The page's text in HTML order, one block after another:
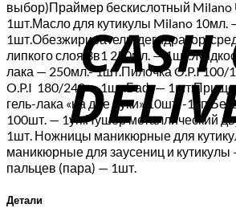
выбор)Праймер бескислотный
1шт.Масло для кутикулы Milano 10мл.
1шт.Обезжириватель, дегидратор,
липкого слоя 3в1 250мл. —
лака — 250мл.- 1шт.Пилочка O.P.I 100/
O.P.I 180/240 — 1шт.Баф —
гель-лака «на две руки» 10шт. -
100шт. — 1уп.Пушер металлический
1шт. Ножницы маникюрные для
маникюрные для заусениц и
пальцев (пара) — 1шт.
Детали